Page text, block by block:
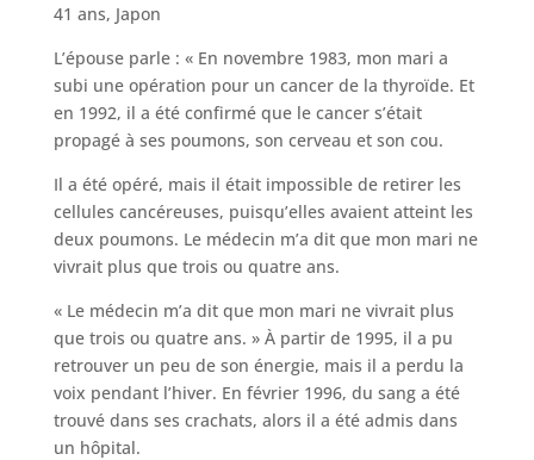
41 ans, Japon
L’épouse parle : « En novembre 1983, mon mari a
subi une opération pour un cancer de la thyroïde. Et
en 1992, il a été confirmé que le cancer s’était
propagé à ses poumons, son cerveau et son cou.
Il a été opéré, mais il était impossible de retirer les
cellules cancéreuses, puisqu’elles avaient atteint les
deux poumons. Le médecin m’a dit que mon mari ne
vivrait plus que trois ou quatre ans.
« Le médecin m’a dit que mon mari ne vivrait plus
que trois ou quatre ans. » À partir de 1995, il a pu
retrouver un peu de son énergie, mais il a perdu la
voix pendant l’hiver. En février 1996, du sang a été
trouvé dans ses crachats, alors il a été admis dans
un hôpital.